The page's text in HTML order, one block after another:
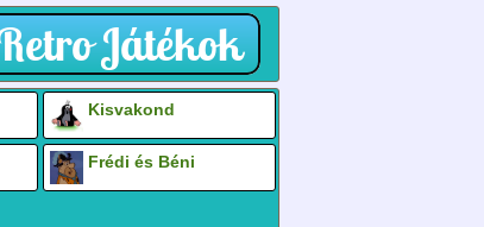
Kisvakond
Frédi és Béni